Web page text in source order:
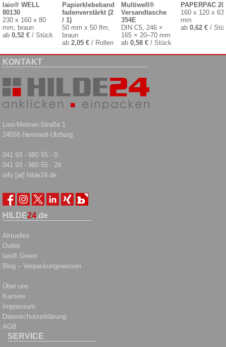
laio® WELL
80130
230 x 160 x 80
mm, braun
ab 0,52 € / Stück
Papierklebeband
fadenverstärkt (2
/ 1)
50 mm x 50 lfm,
braun
ab 2,05 €/ Rollen
Multiwell®
Versandtasche
354E
DIN C5, 246 ×
165 × 20–70 mm
ab0,58 € / Stück
PAPERPAC 20
160 x 120 x 63
mm
ab 0,62 €/
KONTAKT
Lise-Meitner-Straße 1
24558 Henstedt-Ulzburg
041 93 - 980 55 - 0
041 93 - 980 55 - 24
info [at] hilde24.de
HILDE24.de
Aktuelles
Outlet
laio® Green
Blog – Verpackungswissen
Über uns
Karriere
Impressum
Datenschutzerklärung
AGB
SERVICE